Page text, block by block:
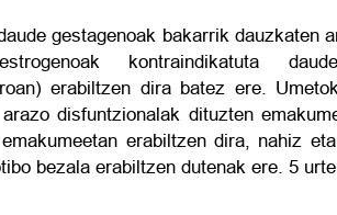
gestagenoak bakarrik dauzkaten
kontraindikatuta
erabiltzen dira batez ere.
disfuntzionalak dituzten
erabiltzen dira, nahiz
bezala erabiltzen dutenak ere. 5